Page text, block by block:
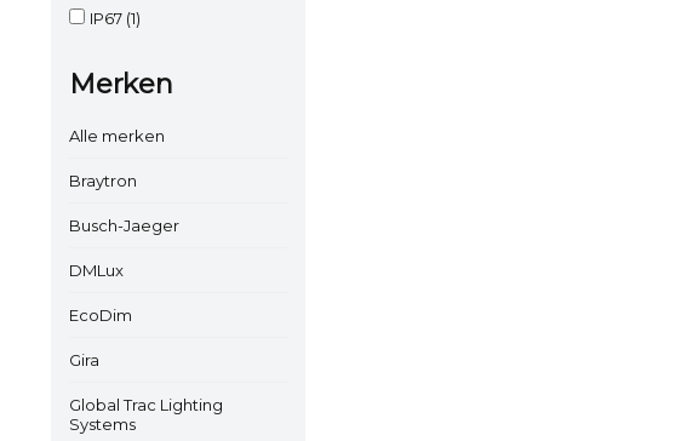
IP67 (1)
Merken
Alle merken
Braytron
Busch-Jaeger
DMLux
EcoDim
Gira
Global Trac Lighting
Systems